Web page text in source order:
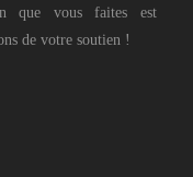
que vous faites est
de votre soutien !